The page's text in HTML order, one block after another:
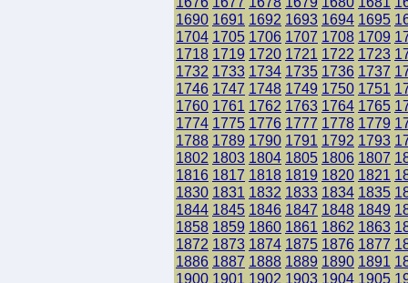
1690 1691 1692 1693 1694 1695
1704 1705 1706 1707 1708 1709
1718 1719 1720 1721 1722 1723
1732 1733 1734 1735 1736 1737
1746 1747 1748 1749 1750 1751
1760 1761 1762 1763 1764 1765
1774 1775 1776 1777 1778 1779
1788 1789 1790 1791 1792 1793
1802 1803 1804 1805 1806 1807
1816 1817 1818 1819 1820 1821
1830 1831 1832 1833 1834 1835
1844 1845 1846 1847 1848 1849
1858 1859 1860 1861 1862 1863
1872 1873 1874 1875 1876 1877
1886 1887 1888 1889 1890 1891
1900 1901 1902 1903 1904 1905